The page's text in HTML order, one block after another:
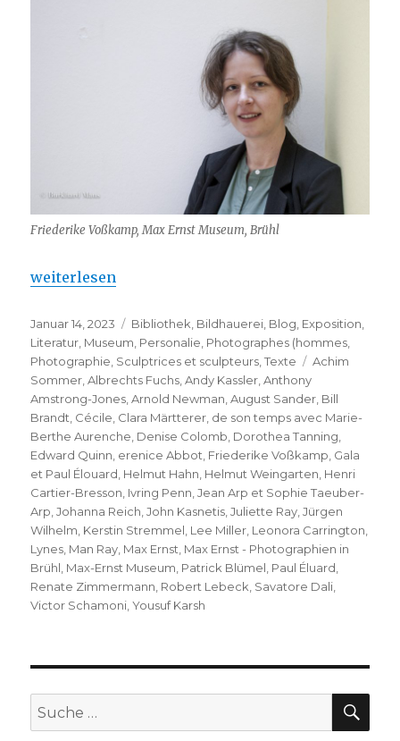
Friederike Voßkamp, Max Ernst Museum, Brühl
„Max Ernst – Photographien in Brühl“
weiterlesen
Veröffentlicht
am
Januar 14, 2023 Kategorien
Bibliothek, Bildhauerei, Blog, Exposition,
Literatur, Museum, Personalie, Photographes (hommes,
Photographie, Sculptrices et sculpteurs,Texte Schlagwörter
Achim
Sommer,Albrechts Fuchs,Andy Kassler,Anthony
Amstrong-Jones,Arnold Newman,August Sander, Bill
Brandt, Cécile, Clara Märtterer, de son temps avec Marie-
Berthe Aurenche, Denise Colomb, Dorothea Tanning,
Edward Quinn, erenice Abbot, Friederike Voßkamp, Gala
et Paul Élouard, Helmut Hahn, Helmut Weingarten, Henri
Cartier-Bresson, Ivring Penn,Jean Arp et Sophie Taeuber-
Arp,Johanna Reich,John Kasnetis,Juliette Ray,Jürgen
Wilhelm, Kerstin Stremmel, Lee Miller, Leonora Carrington,
Lynes, Man Ray, Max Ernst, Max Ernst - Photographien in
Brühl, Max-Ernst Museum, Patrick Blümel, Paul Éluard,
Renate Zimmermann, Robert Lebeck, Savatore Dali,
Victor Schamoni,Yousuf Karsh
Suche
nach: